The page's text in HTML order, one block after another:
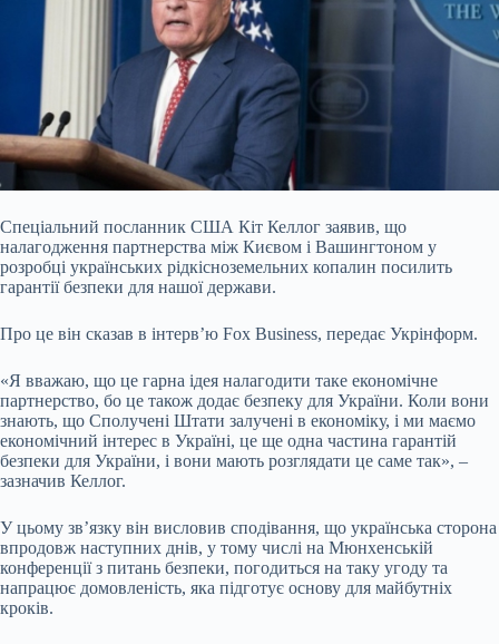
Спеціальний посланник США Кіт Келлог заявив, що
налагодження партнерства між Києвом і Вашингтоном у
розробці українських рідкісноземельних копалин посилить
гарантіїбезпеки для нашої держави.
Про це він сказав в інтерв’ю Fox Business, передає Укрінформ.
«Я вважаю, що це гарна ідея налагодити таке економічне
партнерство, бо це також додає безпеку для України. Коли вони
знають, що Сполучені Штати залучені в економіку, і ми маємо
економічний інтерес в Україні, це ще одна частина гарантій
безпеки для України, і вони мають розглядати це саме так», –
зазначив Келлог.
У цьому зв’язку він висловив сподівання, що українська сторона
впродовж наступних днів, у тому числі на Мюнхенській
конференції з питань безпеки, погодиться на таку угоду та
напрацює домовленість, яка підготує основу для майбутніх
кроків.